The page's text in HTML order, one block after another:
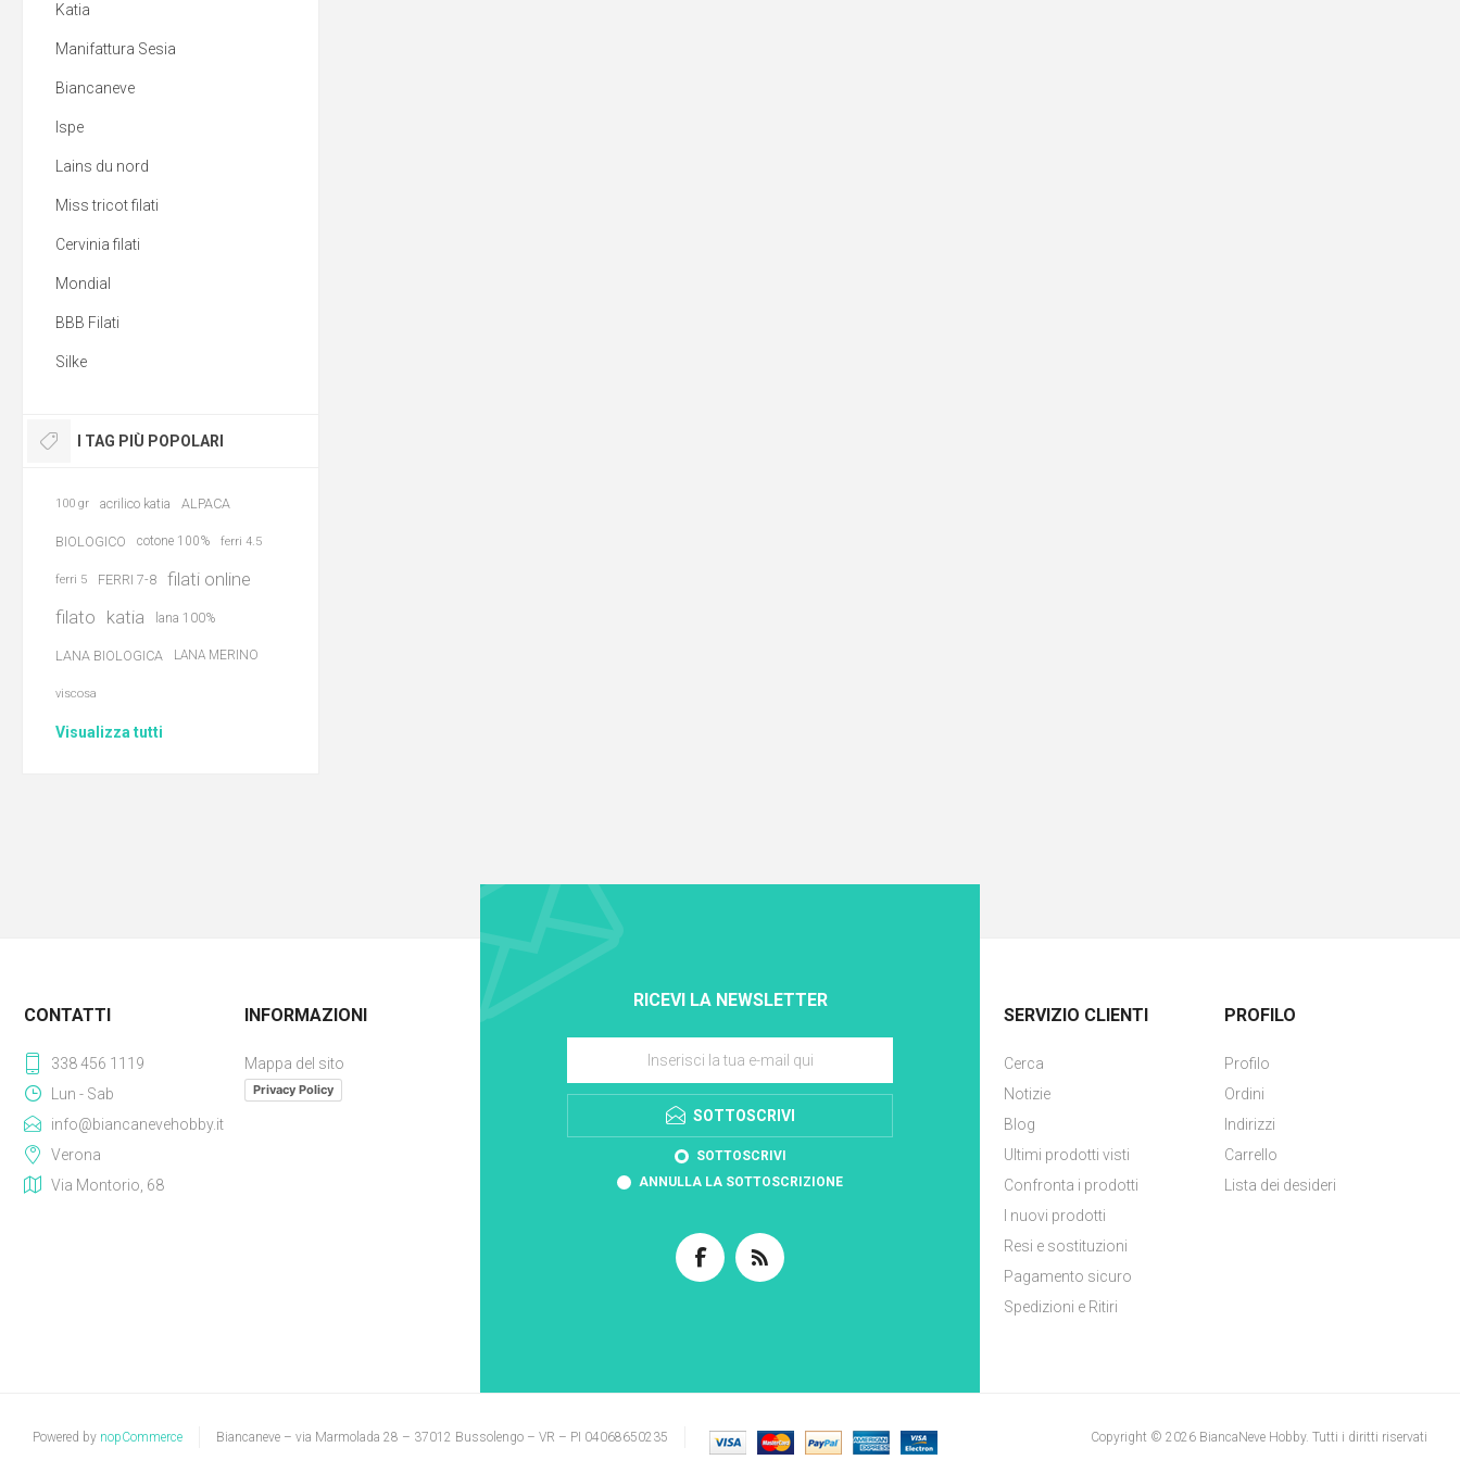
Katia
Manifattura Sesia
Biancaneve
Ispe
Lains du nord
Miss tricot filati
Cervinia filati
Mondial
BBB Filati
Silke
I TAG PIÙ POPOLARI
100 gr acrilico katia ALPACA
BIOLOGICO cotone 100% ferri 4.5
ferri 5 FERRI 7-8
filati online
filato katia lana 100%
LANA BIOLOGICA LANA MERINO
viscosa
Visualizza tutti
RICEVI LA NEWSLETTER
SOTTOSCRIVI
SOTTOSCRIVI
ANNULLA LA SOTTOSCRIZIONE
CONTATTI
338 456 1119
Lun - Sab
info@biancanevehobby.it
Verona
Via Montorio, 68
INFORMAZIONI
Mappa del sito
Privacy Policy
SERVIZIO CLIENTI
Cerca
Notizie
Blog
Ultimi prodotti visti
Confronta i prodotti
I nuovi prodotti
Resi e sostituzioni
Pagamento sicuro
Spedizioni e Ritiri
PROFILO
Profilo
Ordini
Indirizzi
Carrello
Lista dei desideri
Powered by nopCommerce Biancaneve – via Marmolada 28 – 37012 Bussolengo – VR – PI 04068650235 Copyright © 2026 BiancaNeve Hobby. Tutti i diritti riservati